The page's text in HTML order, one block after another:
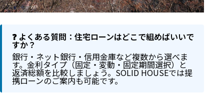
❓ よくある質問：住宅ローンはどこで組めばいいで
すか？
銀行・ネット銀行・信用金庫など複数から選べま
す。金利タイプ（固定・変動・固定期間選択）と
返済総額を比較しましょう。SOLID HOUSEでは提
携ローンのご案内も可能です。